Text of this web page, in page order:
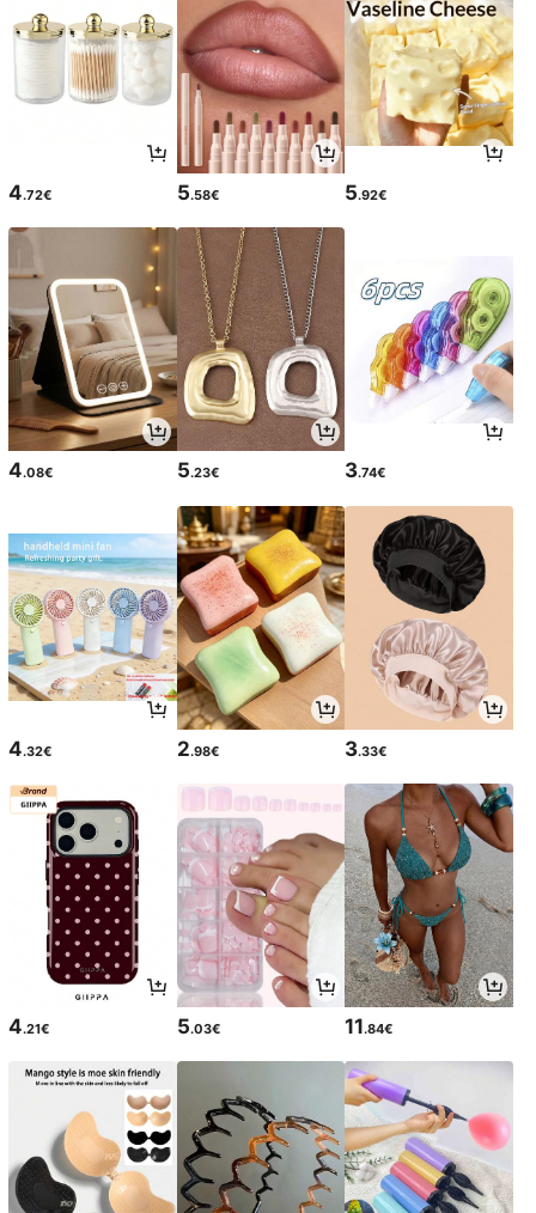
4.72€ 5.58€ 5.92€
4.08€ 5.23€ 3.74€
4.32€ 2.98€ 3.33€
4.21€ 5.03€ 11.84€